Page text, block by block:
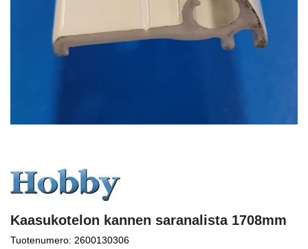
Kaasukotelon kannen saranalista 1708mm
Tuotenumero: 2600130306